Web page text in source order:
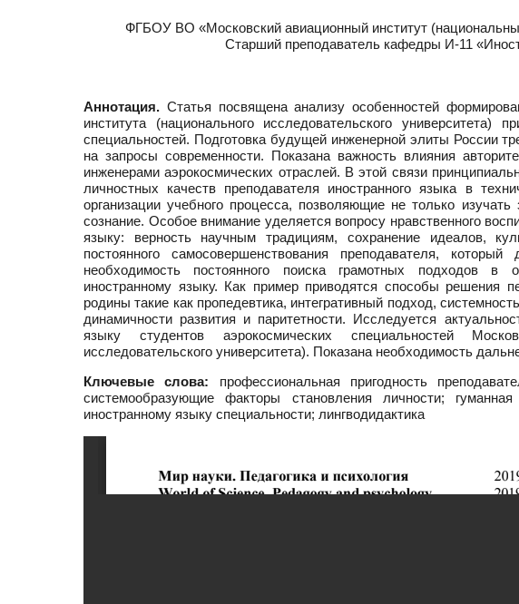
ФГБОУ ВО «Московский авиационный институт
Старший преподаватель кафедры И-11
Аннотация. Статья посвящена анализу особенностей
института (национального исследовательского университета)
специальностей. Подготовка будущей инженерной элиты России
на запросы современности. Показана важность влияния
инженерами аэрокосмических отраслей. В этой связи
личностных качеств преподавателя иностранного языка в
организации учебного процесса, позволяющие не только
сознание. Особое внимание уделяется вопросу нравственного
языку: верность научным традициям, сохранение идеалов,
постоянного самосовершенствования преподавателя,
необходимость постоянного поиска грамотных подходов в
иностранному языку. Как пример приводятся способы решения
родины такие как пропедевтика, интегративный подход,
динамичности развития и паритетности. Исследуется
языку студентов аэрокосмических специальностей
исследовательского университета). Показана необходимость
Ключевые слова: профессиональная пригодность
системообразующие факторы становления личности; гуманная
иностранному языку специальности; лингводидактика